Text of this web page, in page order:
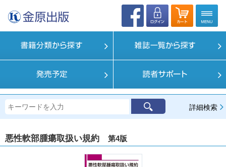
詳細検索
悪性軟部腫瘍取扱い規約 第4版